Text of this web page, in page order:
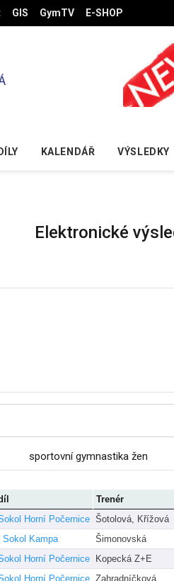
GIS GymTV E-SHOP
KALENDÁŘ VÝSLEDKY
Elektronické
sportovní gymnastika žen
Trenér
Horní Počernice Šotolová, Křížová
Sokol Kampa Šimonovská
Horní Počernice Kopecká Z+E
Horní Počernice Zahradníčková